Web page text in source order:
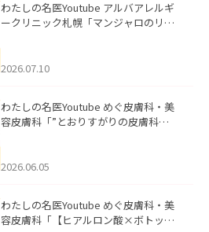
わたしの名医Youtube アルバアレルギ
ークリニック札幌「マンジャロのリア
た。
2026.07.10
わたしの名医Youtube めぐ皮膚科・美
容皮膚科「”とおりすがりの皮膚科
2026.06.05
わたしの名医Youtube めぐ皮膚科・美
容皮膚科「【ヒアルロン酸×ボトック